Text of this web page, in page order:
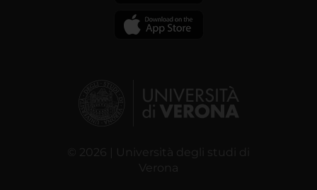
© 2026 | Università degli studi di
Verona